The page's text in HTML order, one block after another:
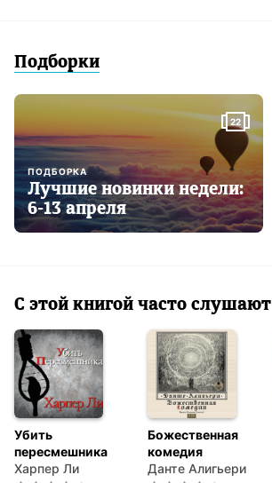
Подборки
22
ПОДБОРКА
Лучшие новинки недели:
6-13 апреля
С этой книгой часто слушают
Убить
пересмешника
Харпер Ли
Божественная
комедия
Данте Алигьери